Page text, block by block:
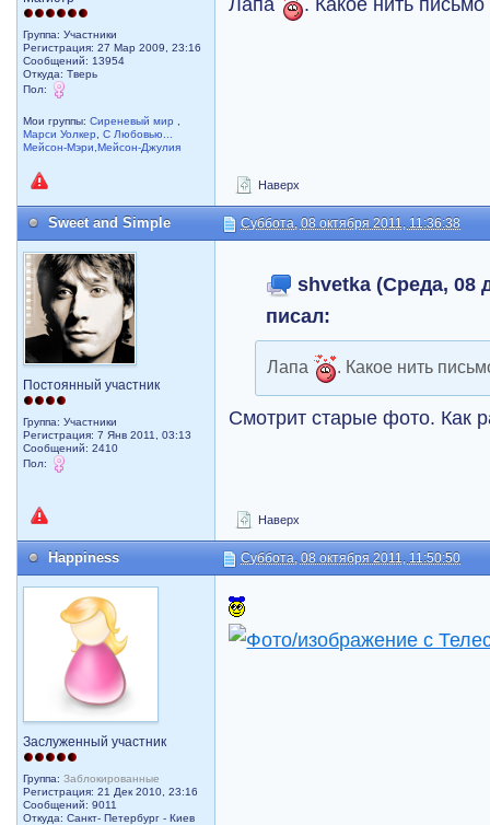
Группа: Участники
Регистрация: 27 Мар 2009, 23:16
Сообщений: 13954
Откуда: Тверь
Пол:
Мои группы:Сиреневый мир
Марси Уолкер
,С Любовью...
Мейсон-Мэри,Мейсон-Джулия
Наверх
Sweet and Simple Суббота, 08 октября 2011, 11:36:38
Постоянный участник
Группа: Участники
Регистрация: 7 Янв 2011, 03:13
Сообщений: 2410
Пол:
shvetka (Среда, 08
писал:
Лапа . Какое нить
Смотрит старые фото. Как
Наверх
Happiness Суббота, 08 октября 2011, 11:50:50
Заслуженный участник
Группа:Заблокированные
Регистрация: 21 Дек 2010, 23:16
Сообщений: 9011
Откуда: Санкт- Петербург - Киев